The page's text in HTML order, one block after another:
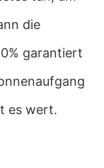
die
garantiert
es wert.